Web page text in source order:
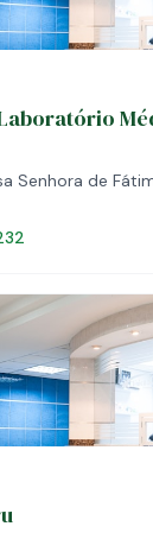
Senhora de